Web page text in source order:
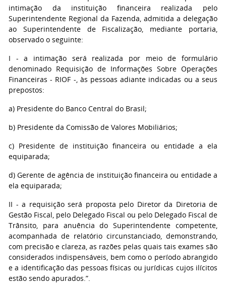
intimação da instituição financeira realizada pelo
Superintendente Regional da Fazenda, admitida a delegação
ao Superintendente de Fiscalização, mediante portaria,
observado o seguinte:
I - a intimação será realizada por meio de formulário
denominado Requisição de Informações Sobre Operações
Financeiras - RIOF -, às pessoas adiante indicadas ou a seus
prepostos:
a) Presidente do Banco Central do Brasil;
b) Presidente da Comissão de Valores Mobiliários;
c) Presidente de instituição financeira ou entidade a ela
equiparada;
d) Gerente de agência de instituição financeira ou entidade a
ela equiparada;
II - a requisição será proposta pelo Diretor da Diretoria de
Gestão Fiscal, pelo Delegado Fiscal ou pelo Delegado Fiscal de
Trânsito, para anuência do Superintendente competente,
acompanhada de relatório circunstanciado, demonstrando,
com precisão e clareza, as razões pelas quais tais exames são
considerados indispensáveis, bem como o período abrangido
e a identificação das pessoas físicas ou jurídicas cujos ilícitos
estão sendo apurados.”.